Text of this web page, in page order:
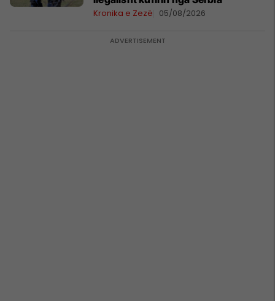
Kronika e Zezë 05/08/2026